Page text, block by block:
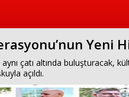
Yeni
aynı çatı altında
açıldı.